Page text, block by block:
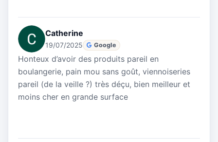
Catherine
19/07/2025 Google
Honteux d’avoir des produits pareil en
boulangerie, pain mou sans goût, viennoiseries
pareil (de la veille ?) très déçu, bien meilleur et
moins cher en grande surface